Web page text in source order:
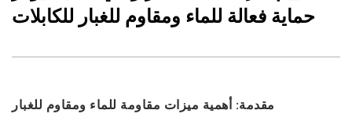
حماية فعالة للماء ومقاوم للغبار للكابلات
مقدمة: أهمية ميزات مقاومة للماء ومقاوم للغبار